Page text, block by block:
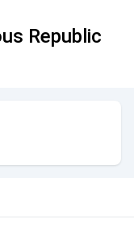
Republic